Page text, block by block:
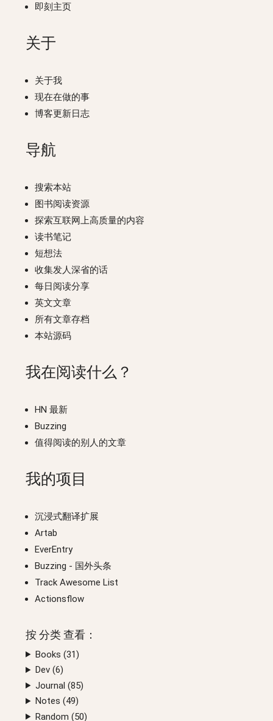
即刻主页
关于
关于我
现在在做的事
博客更新日志
导航
搜索本站
图书阅读资源
探索互联网上高质量的内容
读书笔记
短想法
收集发人深省的话
每日阅读分享
英文文章
所有文章存档
本站源码
我在阅读什么？
HN 最新
Buzzing
值得阅读的别人的文章
我的项目
沉浸式翻译扩展
Artab
EverEntry
Buzzing - 国外头条
Track Awesome List
Actionsflow
按 分类 查看：
Books (31)
Dev (6)
Journal (85)
Notes (49)
Random (50)